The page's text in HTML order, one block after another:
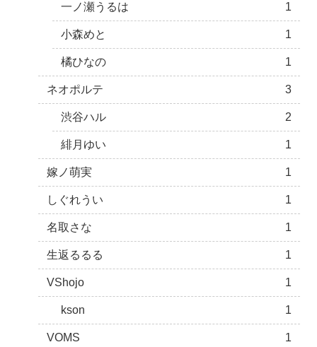
一ノ瀬うるは 1
小森めと 1
橘ひなの 1
ネオポルテ 3
渋谷ハル 2
緋月ゆい 1
嫁ノ萌実 1
しぐれうい 1
名取さな 1
生返るるる 1
VShojo 1
kson 1
VOMS 1